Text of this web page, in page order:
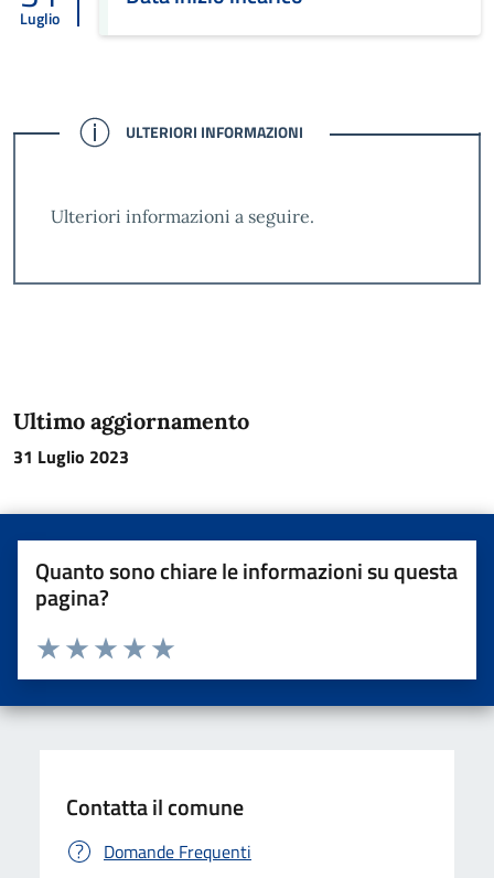
Luglio
CONFERMATO
ULTERIORI INFORMAZIONI
Ulteriori informazioni a seguire.
Ultimo aggiornamento
31 Luglio 2023
Quanto sono chiare le informazioni su questa
pagina?
Valuta da 1 a 5 stelle la pagina
Valuta 5 stelle su 5
Valuta 4 stelle su 5
Valuta 3 stelle su 5
Valuta 2 stelle su 5
Valuta una stella su 5
Contatta il comune
Domande Frequenti